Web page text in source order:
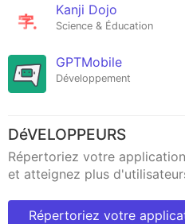
Kanji Dojo
Science & Éducation
GPTMobile
Développement
DéVELOPPEURS
Répertoriez votre
et atteignez plus
Répertoriez votre